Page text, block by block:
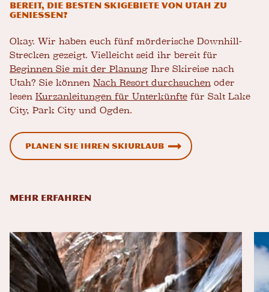
Bereit, die besten Skigebiete von Utah zu
genießen?
Okay. Wir haben euch fünf mörderische Downhill-
Strecken gezeigt. Vielleicht seid ihr bereit für
Beginnen Sie mit der Planung Ihre Skireise nach
Utah? Sie können Nach Resort durchsuchen oder
lesen Kurzanleitungen für Unterkünfte für Salt Lake
City, Park City und Ogden.
Planen Sie Ihren Skiurlaub
MEHR ERFAHREN